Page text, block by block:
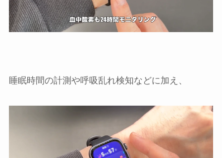
睡眠時間の計測や呼吸乱れ検知などに加え、